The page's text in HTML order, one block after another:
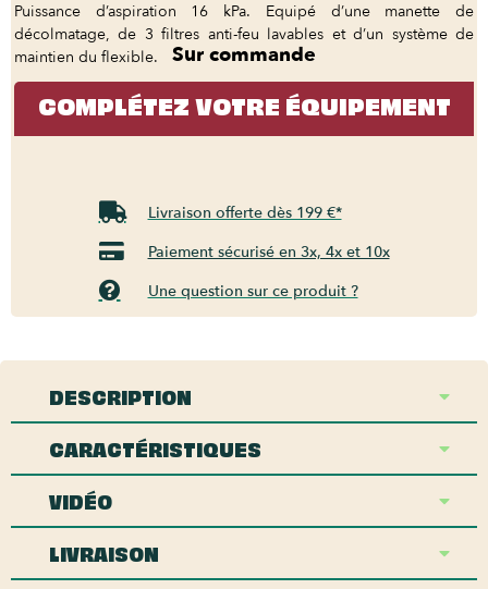
Puissance d’aspiration 16 kPa. Equipé d’une manette de
décolmatage, de 3 filtres anti-feu lavables et d’un système de
maintien du flexible.
Sur commande
COMPLÉTEZ VOTRE ÉQUIPEMENT
Livraison offerte dès 199 €*
Paiement sécurisé en 3x, 4x et 10x
Une question sur ce produit ?
DESCRIPTION
CARACTÉRISTIQUES
VIDÉO
LIVRAISON